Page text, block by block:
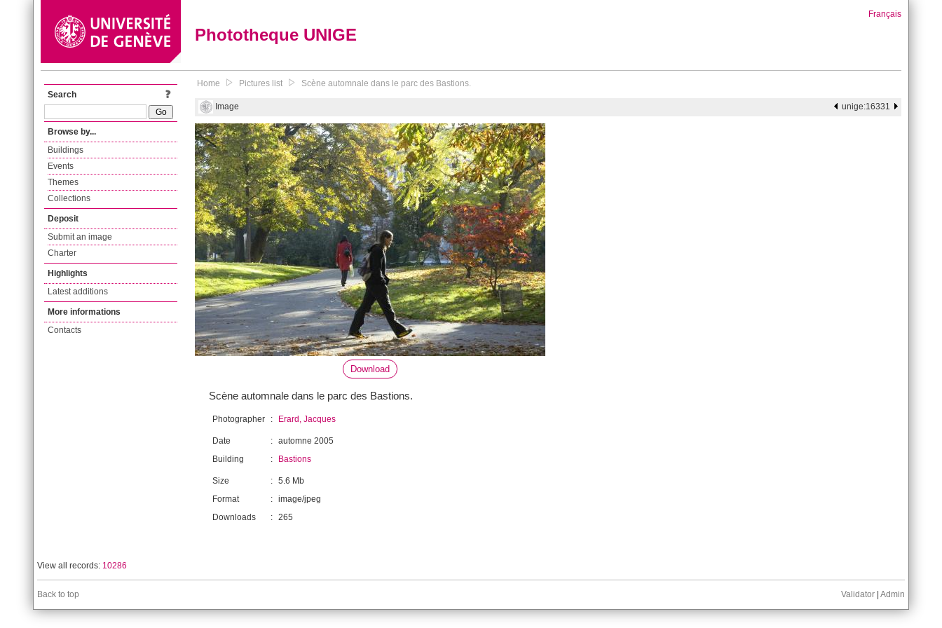
Phototheque UNIGE
Français
Search
Browse by...
Buildings
Events
Themes
Collections
Deposit
Submit an image
Charter
Highlights
Latest additions
More informations
Contacts
Home Pictures list Scène automnale dans le parc des Bastions.
Image unige:16331
Download
Scène automnale dans le parc des Bastions.
Photographer : Erard, Jacques
Date : automne 2005
Building
: Bastions
Size : 5.6 Mb
Format
: image/jpeg
Downloads
: 265
View all records: 10286
Back to top Validator Admin